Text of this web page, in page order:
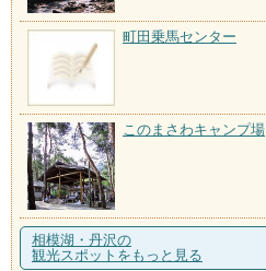
町田乗馬センター
このまさわキャンプ場
相模湖・丹沢の
観光スポットをもっと見る